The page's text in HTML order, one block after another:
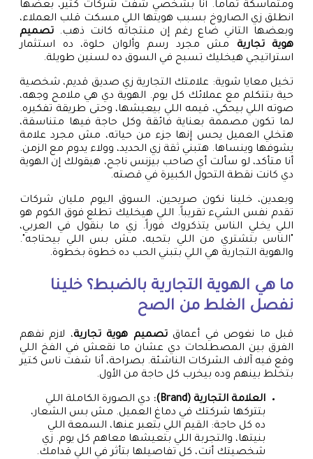
ومتماسكة تماماً. أنا بشخصي شفت شركات كتير، بعضها
انطلق زي الصاروخ بسبب هويتها اللي مسكت قلب العملاء،
وبعضها التاني ضاع رغم إن منتجاته كانت ذهب. تصميم
هوية تجارية مش مجرد رسم وألوان حلوة، ده استثمار
استراتيجي هيخليك تسبح في السوق ده لسنين طويلة.
تخيل معايا شوية: علامتك التجارية زي صديق قديم، شخصية
حية بتتكلم مع عملائك كل يوم. الهوية دي هي ملامح وجهه،
صوته اللي بيحكي، قيمه اللي بيعيشها، وحتى طريقة تفكيره.
لما تكون مصممة بعناية فائقة وكل حاجة فيها متناسقة،
هتخلي العميل يحس إنها جزء من حياته، مش مجرد علامة
يشوفها وينساها. هتبني ثقة زي الحديد، وولاء يدوم مع الزمن.
أنا متأكد، لو سألت أي صاحب بيزنس ناجح، هيقولك إن الهوية
دي كانت نقطة التحول الكبيرة في قصته.
وبعدين، خلينا نكون صريحين، السوق اليوم مليان شركات
تقدم نفس الشيء تقريباً. اللي هيخليك تطلع فوق الكوم هو
اللي يخلي الناس يتذكروك فوراً. زي ما بنقول في العربي،
"الناس بتشتري من اللي بتحبه، مش بس اللي بيحتاجه".
والهوية التجارية هي اللي بتبني الحب ده خطوة بخطوة.
ما هي الهوية التجارية بالضبط؟ خلينا
نفصل الغلط من الصح
قبل ما نغوص في أعماقتصميم هوية تجارية، لازم نفهم
الفرق بين المصطلحات دي عشان ما نقعش في الفخ اللي
وقع فيه آلاف الشركات الناشئة. بصراحة، أنا شفت ناس كتير
بتخلط بينهم وده بيخرب كل حاجة من الأول.
العلامة التجارية (Brand):
دي الصورة الكاملة اللي
بتتركها شركتك في دماغ العميل. مش بس الشعار،
ده كل حاجة: القيم اللي بتعبر عنها، السمعة اللي
بنيتها، والتجربة اللي بتعيشها معاهم كل يوم. زي
شخصيتك أنت، كل تفاصيلها بتأثر في اللي قدامك.